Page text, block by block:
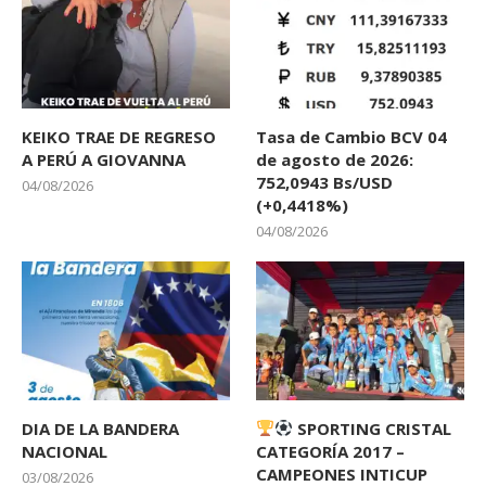
KEIKO TRAE DE REGRESO
A PERÚ A GIOVANNA
04/08/2026
Tasa de Cambio BCV 04
de agosto de 2026:
752,0943 Bs/USD
(+0,4418%)
04/08/2026
DIA DE LA BANDERA
NACIONAL
03/08/2026
SPORTING CRISTAL
CATEGORÍA 2017 –
CAMPEONES INTICUP